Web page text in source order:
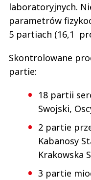
laboratoryjnych.
parametrów
5 partiach (16,1
Skontrolowane
partie:
18 partii
Swojski,
2 partie
Kabanosy
Krakowska
3 partie